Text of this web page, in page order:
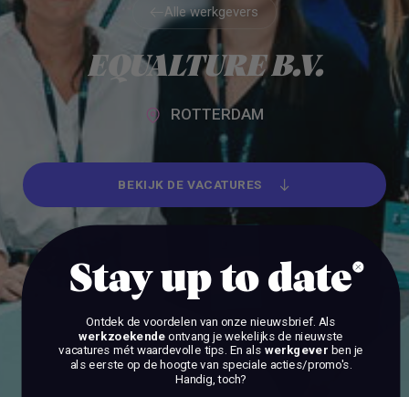
Alle werkgevers
Alle werkgevers
EQUALTURE B.V.
ROTTERDAM
BEKIJK DE VACATURES
BEKIJK DE VACATURES
Stay up to date
Ontdek de voordelen van onze nieuwsbrief. Als
werkzoekendeontvang je wekelijks de nieuwste
vacatures mét waardevolle tips. En als werkgever ben je
als eerste op de hoogte van speciale acties/promo's.
Handig, toch?